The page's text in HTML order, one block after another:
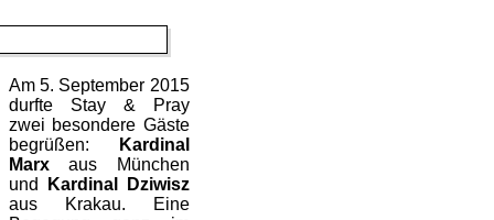
Am 5. September 2015
durfte Stay & Pray
zwei besondere Gäste
begrüßen:
Kardinal
Marx aus München
und
Kardinal Dziwisz
aus Krakau. Eine